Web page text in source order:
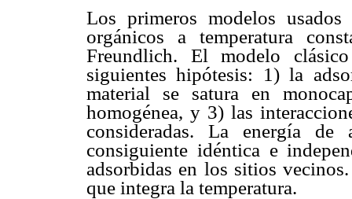
Los primeros modelos
orgánicos a temperatura
Freundlich. El modelo
siguientes hipótesis: 1) la
material se satura en
homogénea, y 3) las
consideradas. La energía
consiguiente idéntica e
adsorbidas en los sitios
que integra la temperatura.